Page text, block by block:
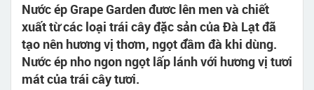
Nước ép Grape Garden đươc lên men và chiết
xuất từ các loại trái cây đặc sản của Đà Lạt đã
tạo nên hương vị thơm, ngọt đầm đà khi dùng.
Nước ép nho ngon ngọt lấp lánh với hương vị tươi
mát của trái cây tươi.